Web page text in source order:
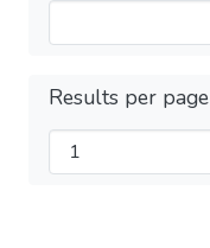
Results per page